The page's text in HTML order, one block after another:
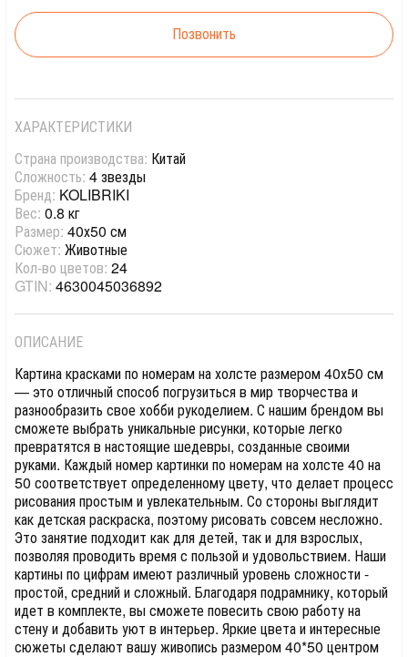
Позвонить
ХАРАКТЕРИСТИКИ
Страна производства: Китай
Сложность: 4 звезды
Бренд: KOLIBRIKI
Вес: 0.8 кг
Размер: 40х50 см
Сюжет: Животные
Кол-во цветов: 24
GTIN: 4630045036892
ОПИСАНИЕ
Картина красками по номерам на холсте размером 40х50 см
— это отличный способ погрузиться в мир творчества и
разнообразить свое хобби рукоделием. С нашим брендом вы
сможете выбрать уникальные рисунки, которые легко
превратятся в настоящие шедевры, созданные своими
руками. Каждый номер картинки по номерам на холсте 40 на
50 соответствует определенному цвету, что делает процесс
рисования простым и увлекательным. Со стороны выглядит
как детская раскраска, поэтому рисовать совсем несложно.
Это занятие подходит как для детей, так и для взрослых,
позволяя проводить время с пользой и удовольствием. Наши
картины по цифрам имеют различный уровень сложности -
простой, средний и сложный. Благодаря подрамнику, который
идет в комплекте, вы сможете повесить свою работу на
стену и добавить уют в интерьер. Яркие цвета и интересные
сюжеты сделают вашу живопись размером 40*50 центром